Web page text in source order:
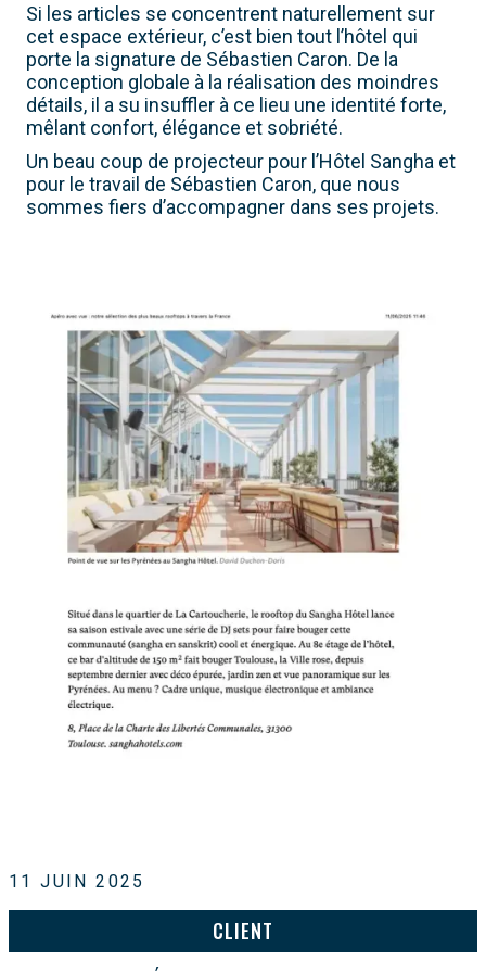
Si les articles se concentrent naturellement sur
cet espace extérieur, c’est bien tout l’hôtel qui
porte la signature de Sébastien Caron. De la
conception globale à la réalisation des moindres
détails, il a su insuffler à ce lieu une identité forte,
mêlant confort, élégance et sobriété.
Un beau coup de projecteur pour l’Hôtel Sangha et
pour le travail de Sébastien Caron, que nous
sommes fiers d’accompagner dans ses projets.
11 JUIN 2025
CLIENT